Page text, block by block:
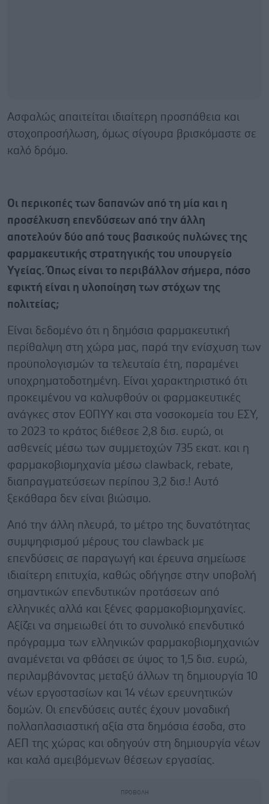
Ασφαλώς απαιτείται ιδιαίτερη προσπάθεια και
στοχοπροσήλωση, όμως σίγουρα βρισκόμαστε σε
καλό δρόμο.
Οι περικοπές των δαπανών από τη μία και η
προσέλκυση επενδύσεων από την άλλη
αποτελούν δύο από τους βασικούς πυλώνες της
φαρμακευτικής στρατηγικής του υπουργείο
Υγείας. Όπως είναι το περιβάλλον σήμερα, πόσο
εφικτή είναι η υλοποίηση των στόχων της
πολιτείας;
Είναι δεδομένο ότι η δημόσια φαρμακευτική
περίθαλψη στη χώρα μας, παρά την ενίσχυση των
προϋπολογισμών τα τελευταία έτη, παραμένει
υποχρηματοδοτημένη. Είναι χαρακτηριστικό ότι
προκειμένου να καλυφθούν οι φαρμακευτικές
ανάγκες στον ΕΟΠΥΥ και στα νοσοκομεία του ΕΣΥ,
το 2023 το κράτος διέθεσε 2,8 δισ. ευρώ, οι
ασθενείς μέσω των συμμετοχών 735 εκατ. και η
φαρμακοβιομηχανία μέσω clawback, rebate,
διαπραγματεύσεων περίπου 3,2 δισ.! Αυτό
ξεκάθαρα δεν είναι βιώσιμο.
Από την άλλη πλευρά, το μέτρο της δυνατότητας
συμψηφισμού μέρους του clawback με
επενδύσεις σε παραγωγή και έρευνα σημείωσε
ιδιαίτερη επιτυχία, καθώς οδήγησε στην υποβολή
σημαντικών επενδυτικών προτάσεων από
ελληνικές αλλά και ξένες φαρμακοβιομηχανίες.
Αξίζει να σημειωθεί ότι το συνολικό επενδυτικό
πρόγραμμα των ελληνικών φαρμακοβιομηχανιών
αναμένεται να φθάσει σε ύψος το 1,5 δισ. ευρώ,
περιλαμβάνοντας μεταξύ άλλων τη δημιουργία 10
νέων εργοστασίων και 14 νέων ερευνητικών
δομών. Οι επενδύσεις αυτές έχουν μοναδική
πολλαπλασιαστική αξία στα δημόσια έσοδα, στο
ΑΕΠ της χώρας και οδηγούν στη δημιουργία νέων
και καλά αμειβόμενων θέσεων εργασίας.